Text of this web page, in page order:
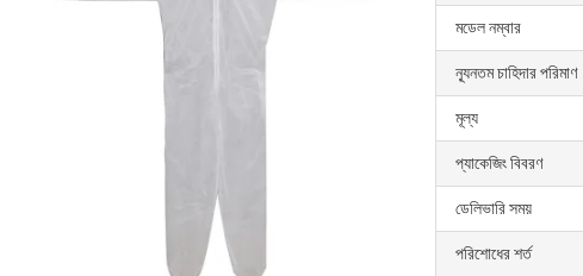
মডেল নম্বার
ন্যূনতম চাহিদার পরিমাণ
মূল্য
প্যাকেজিং বিবরণ
ডেলিভারি সময়
পরিশোধের শর্ত